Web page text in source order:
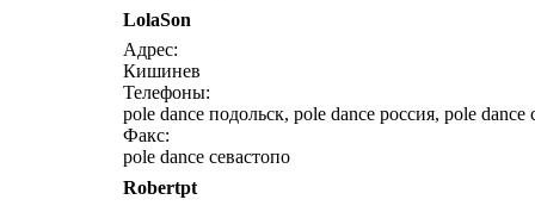
LolaSon
Адрес:
Кишинев
Телефоны:
pole dance подольск, pole dance россия, pole dance
Факс:
pole dance севастопо
Robertpt